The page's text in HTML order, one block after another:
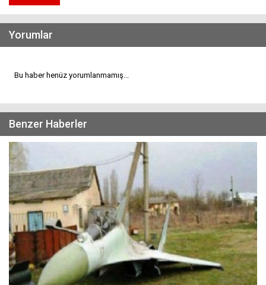
Yorumlar
Bu haber henüz yorumlanmamış...
Benzer Haberler